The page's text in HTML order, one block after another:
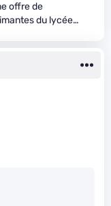
offre de
du lycée…